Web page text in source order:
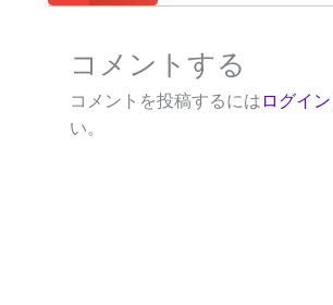
コメントする
コメントを投稿するには ログイン
い。